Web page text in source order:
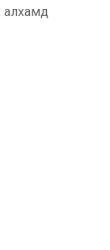
алхамд